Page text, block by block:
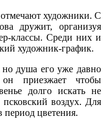
художники. С
дружит, организуя
классы. Среди них и
художник-график.
но душа его уже давно
приезжает чтобы
долго искать не
воздух. Для
период цветения.